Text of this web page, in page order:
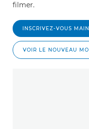
filmer.
INSCRIVEZ-VOUS
VOIR LE NOUVEAU